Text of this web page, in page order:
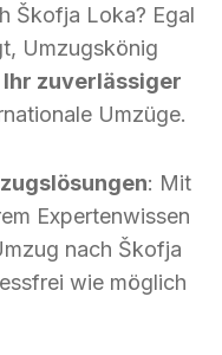
Škofja Loka? Egal
Umzugskönig
Ihr zuverlässiger
Umzüge.
: Mit
Expertenwissen
nach Škofja
wie möglich